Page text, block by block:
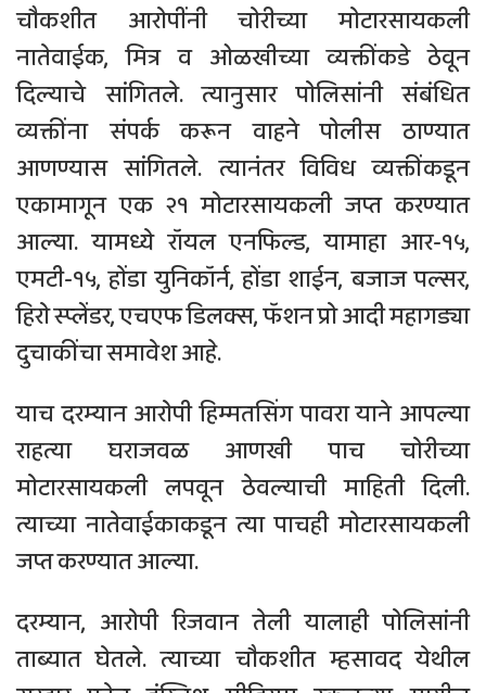
चौकशीत आरोपींनी चोरीच्या मोटारसायकली
नातेवाईक, मित्र व ओळखीच्या व्यक्तींकडे ठेवून
दिल्याचे सांगितले. त्यानुसार पोलिसांनी संबंधित
व्यक्तींना संपर्क करून वाहने पोलीस ठाण्यात
आणण्यास सांगितले. त्यानंतर विविध व्यक्तींकडून
एकामागून एक २१ मोटारसायकली जप्त करण्यात
आल्या. यामध्ये रॉयल एनफिल्ड, यामाहा आर-१५,
एमटी-१५, होंडा युनिकॉर्न, होंडा शाईन, बजाज पल्सर,
हिरो स्प्लेंडर, एचएफ डिलक्स, फॅशन प्रो आदी महागड्या
दुचाकींचा समावेश आहे.
याच दरम्यान आरोपी हिम्मतसिंग पावरा याने आपल्या
राहत्या घराजवळ आणखी पाच चोरीच्या
मोटारसायकली लपवून ठेवल्याची माहिती दिली.
त्याच्या नातेवाईकाकडून त्या पाचही मोटारसायकली
जप्त करण्यात आल्या.
दरम्यान, आरोपी रिजवान तेली यालाही पोलिसांनी
ताब्यात घेतले. त्याच्या चौकशीत म्हसावद येथील